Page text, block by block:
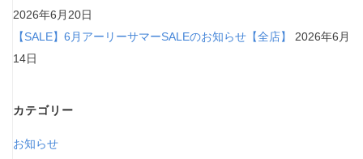
2026年6月20日
【SALE】6月アーリーサマーSALEのお知らせ【全店】
2026年6月
14日
カテゴリー
お知らせ